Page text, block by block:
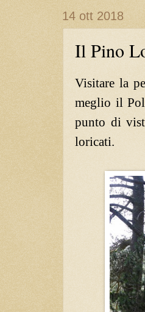
14 ott 2018
Il Pino
Visitare la
meglio il
punto di
loricati.